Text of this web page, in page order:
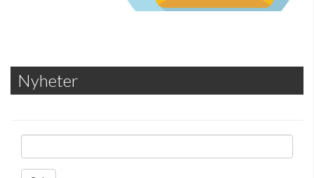
Nyheter
S
ö
k